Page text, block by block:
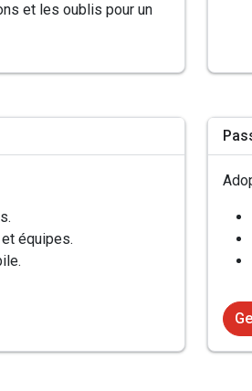
et les oublis pour un
équipes.